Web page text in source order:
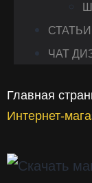
СТАТЬИ
ЧАТ
Главная
Интернет-